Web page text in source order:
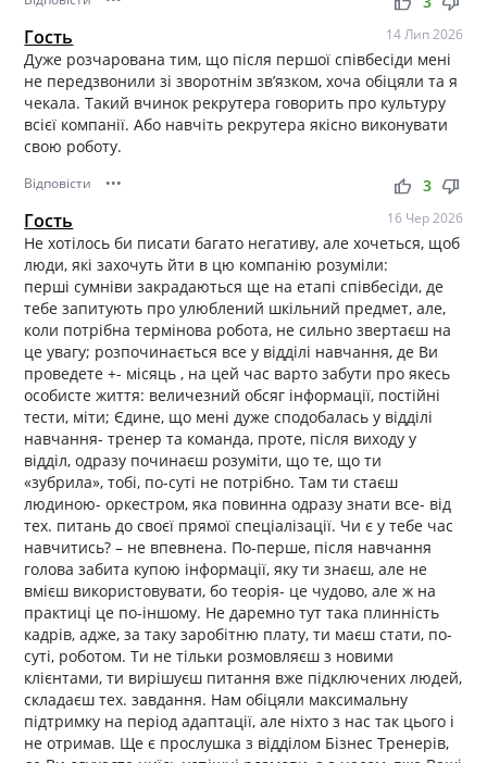
Гость 14 Лип 2026
Дуже розчарована тим, що після першої співбесіди мені
не передзвонили зі зворотнім звʼязком, хоча обіцяли та я
чекала. Такий вчинок рекрутера говорить про культуру
всієї компанії. Або навчіть рекрутера якісно виконувати
свою роботу.
Відповісти ••• thumb_up thumb_down
3
Гость 16 Чер 2026
Не хотілось би писати багато негативу, але хочеться, щоб
люди, які захочуть йти в цю компанію розуміли:
перші сумніви закрадаються ще на етапі співбесіди, де
тебе запитують про улюблений шкільний предмет, але,
коли потрібна термінова робота, не сильно звертаєш на
це увагу; розпочинається все у відділі навчання, де Ви
проведете +- місяць , на цей час варто забути про якесь
особисте життя: величезний обсяг інформації, постійні
тести, міти; Єдине, що мені дуже сподобалась у відділі
навчання- тренер та команда, проте, після виходу у
відділ, одразу починаєш розуміти, що те, що ти
«зубрила», тобі, по-суті не потрібно. Там ти стаєш
людиною- оркестром, яка повинна одразу знати все- від
тех. питань до своєї прямої спеціалізації. Чи є у тебе час
навчитись? – не впевнена. По-перше, після навчання
голова забита купою інформації, яку ти знаєш, але не
вмієш використовувати, бо теорія- це чудово, але ж на
практиці це по-іншому. Не даремно тут така плинність
кадрів, адже, за таку заробітню плату, ти маєш стати, по-
суті, роботом. Ти не тільки розмовляєш з новими
клієнтами, ти вирішуєш питання вже підключених людей,
складаєш тех. завдання. Нам обіцяли максимальну
підтримку на період адаптації, але ніхто з нас так цього і
не отримав. Ще є прослушка з відділом Бізнес Тренерів,